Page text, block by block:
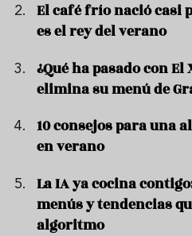
El café frío nació casi
es el rey del verano
¿Qué ha pasado con
elimina su menú de
10 consejos para una
en verano
La IA ya cocina
menús y tendencias
algoritmo